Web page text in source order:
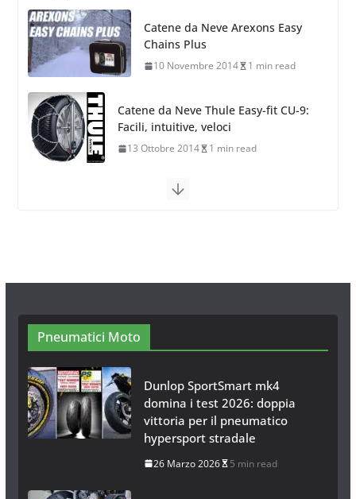
Catene da Neve Thule Easy-fit CU-9:
Facili, intuitive, veloci
13 Ottobre 2014 1 min read
Calze da Neve Arexocks by
Arexons
26 Ottobre 2013 1 min read
Calze da Neve per Auto 2025:
26 Gennaio 2017
Pneumatici Moto
Dunlop SportSmart mk4
domina i test 2026: doppia
vittoria per il pneumatico
hypersport stradale
26 Marzo 2026 5 min read